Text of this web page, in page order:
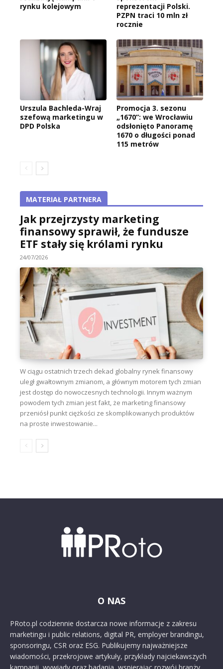
rynku kolejowym
reprezentacji Polski.
PZPN traci 10 mln zł
rocznie
Urszula Bachleda-Wraj
szefową marketingu w
DPD Polska
Promocja 3. sezonu
„1670”: we Wrocławiu
odsłonięto Panoramę
1670 o długości ponad
115 metrów
MATERIAŁ PARTNERA
Jak przejrzysty marketing
finansowy sprawił, że fundusze
ETF stały się królami rynku
24/07/2026
W ciągu ostatnich trzech dekad globalny rynek finansowy
uległ gwałtownym zmianom, a głównym motorem tych zmian
jest dostęp do nowoczesnych technologii. Innym ważnym
powodem tych zmian jest fakt, że marketing finansowy
przeniósł punkt ciężkości ze skomplikowanych produktów
na proste inwestowanie...
O NAS
PRoto.pl codziennie dostarcza nowe informacje z zakresu
marketingu i public relations, digital PR, employer brandingu,
sponsoringu, CSR oraz ESG. Publikujemy najważniejsze
wiadomości, przekrojowe artykuły, przykłady najciekawszych